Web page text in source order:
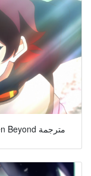
الحلقة 12 والأخيرة من انمي Kekkai Sensen Beyond مترجمة